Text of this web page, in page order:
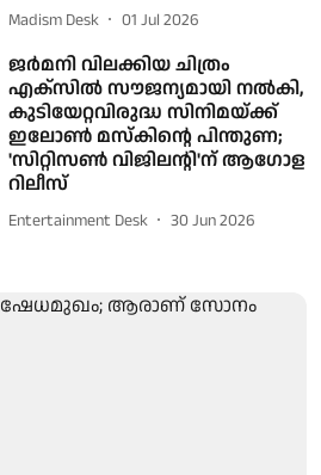
Madism Desk 01 Jul 2026
ജര്‍മനി വിലക്കിയ ചിത്രം
എക്‌സില്‍ സൗജന്യമായി നല്‍കി,
കുടിയേറ്റവിരുദ്ധ സിനിമയ്ക്ക്
ഇലോണ്‍ മസ്‌കിന്റെ പിന്തുണ;
'സിറ്റിസണ്‍ വിജിലന്റി'ന് ആഗോള
റിലീസ്
Entertainment Desk 30 Jun 2026